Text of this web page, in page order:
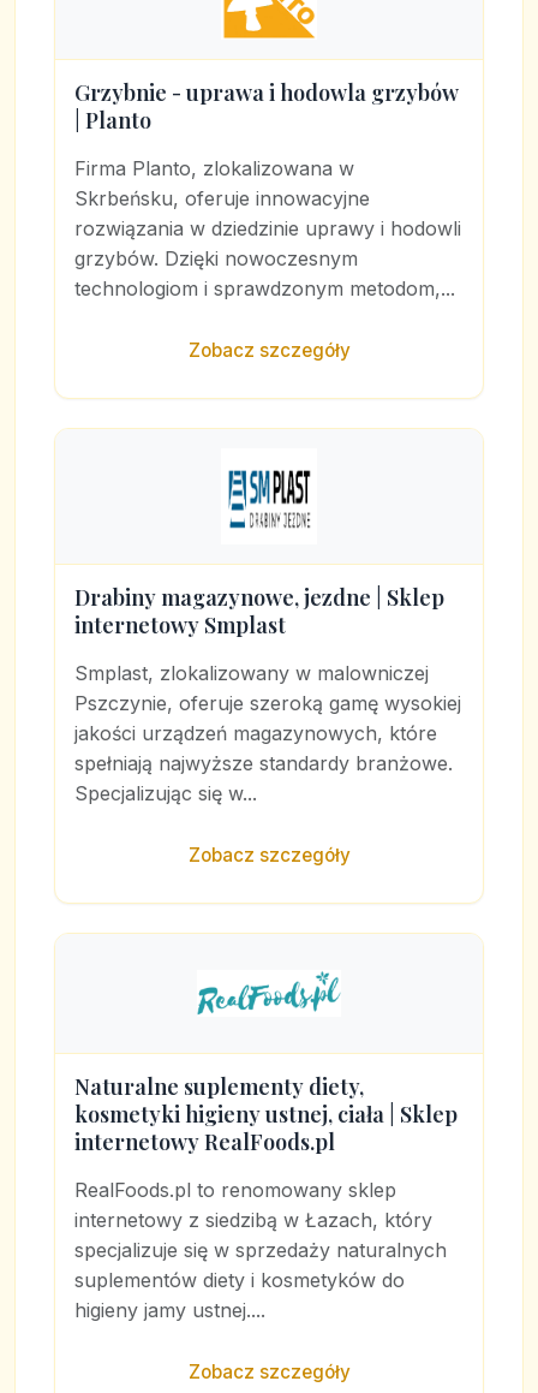
Grzybnie - uprawa i hodowla grzybów
| Planto
Firma Planto, zlokalizowana w
Skrbeńsku, oferuje innowacyjne
rozwiązania w dziedzinie uprawy i hodowli
grzybów. Dzięki nowoczesnym
technologiom i sprawdzonym metodom,...
Zobacz szczegóły
Drabiny magazynowe, jezdne | Sklep
internetowy Smplast
Smplast, zlokalizowany w malowniczej
Pszczynie, oferuje szeroką gamę wysokiej
jakości urządzeń magazynowych, które
spełniają najwyższe standardy branżowe.
Specjalizując się w...
Zobacz szczegóły
Naturalne suplementy diety,
kosmetyki higieny ustnej, ciała | Sklep
internetowy RealFoods.pl
RealFoods.pl to renomowany sklep
internetowy z siedzibą w Łazach, który
specjalizuje się w sprzedaży naturalnych
suplementów diety i kosmetyków do
higieny jamy ustnej....
Zobacz szczegóły